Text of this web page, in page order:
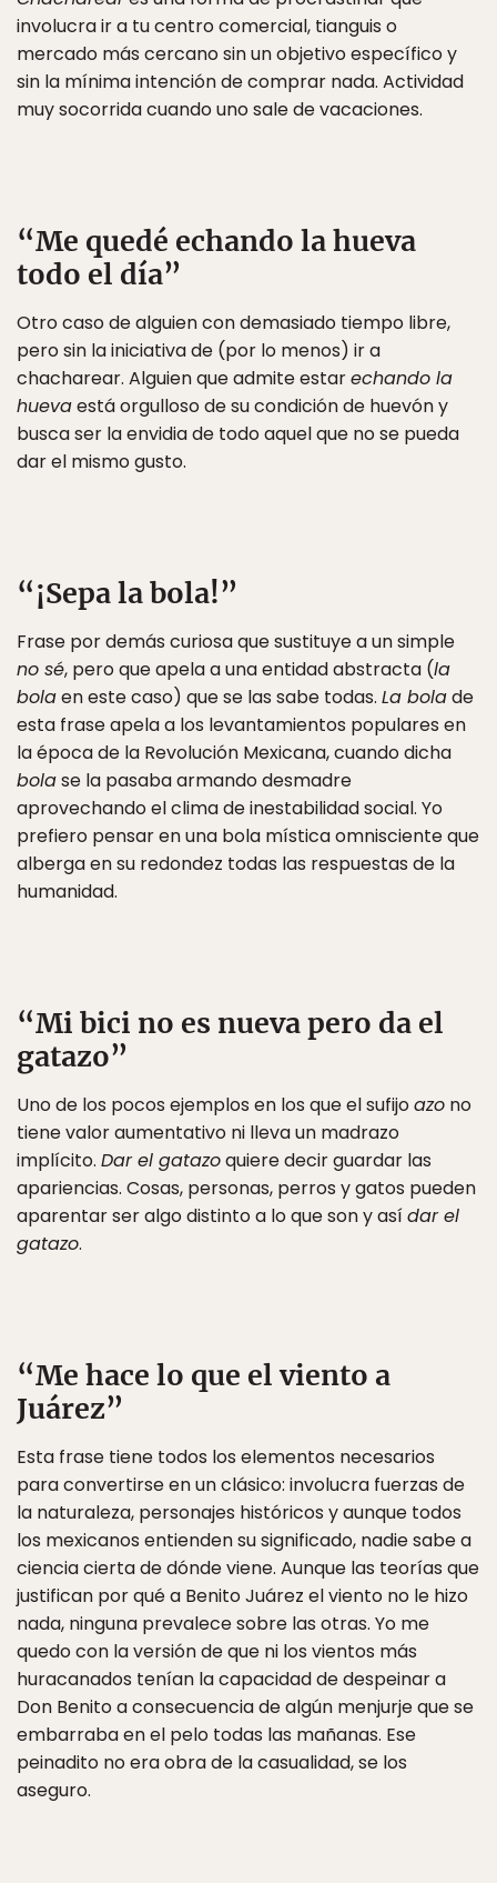
involucra ir a tu centro comercial, tianguis o
mercado más cercano sin un objetivo específico y
sin la mínima intención de comprar nada. Actividad
muy socorrida cuando uno sale de vacaciones.
“Me quedé echando la hueva
todo el día”
Otro caso de alguien con demasiado tiempo libre,
pero sin la iniciativa de (por lo menos) ir a
chacharear. Alguien que admite estarechando la
huevaestá orgulloso de su condición de huevón y
busca ser la envidia de todo aquel que no se pueda
dar el mismo gusto.
“¡Sepa la bola!”
Frase por demás curiosa que sustituye a un simple
no sé, pero que apela a una entidad abstracta (la
bolaen este caso) que se las sabe todas. La bolade
esta frase apela a los levantamientos populares en
la época de la Revolución Mexicana, cuando dicha
bolase la pasaba armando desmadre
aprovechando el clima de inestabilidad social. Yo
prefiero pensar en una bola mística omnisciente que
alberga en su redondez todas las respuestas de la
humanidad.
“Mi bici no es nueva pero da el
gatazo”
Uno de los pocos ejemplos en los que el sufijoazo no
tiene valor aumentativo ni lleva un madrazo
implícito. Dar el gatazoquiere decir guardar las
apariencias. Cosas, personas, perros y gatos pueden
aparentar ser algo distinto a lo que son y asídar el
gatazo.
“Me hace lo que el viento a
Juárez”
Esta frase tiene todos los elementos necesarios
para convertirse en un clásico: involucra fuerzas de
la naturaleza, personajes históricos y aunque todos
los mexicanos entienden su significado, nadie sabe a
ciencia cierta de dónde viene. Aunque las teorías que
justifican por qué a Benito Juárez el viento no le hizo
nada, ninguna prevalece sobre las otras. Yo me
quedo con la versión de que ni los vientos más
huracanados tenían la capacidad de despeinar a
Don Benito a consecuencia de algún menjurje que se
embarraba en el pelo todas las mañanas. Ese
peinadito no era obra de la casualidad, se los
aseguro.